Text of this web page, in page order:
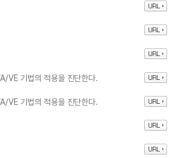
VE 기법의 적용을 진단한다.
VE 기법의 적용을 진단한다.